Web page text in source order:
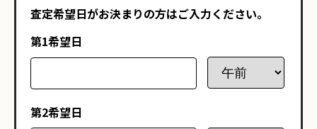
査定希望日がお決まりの方はご入力ください。
第1希望日
第2希望日